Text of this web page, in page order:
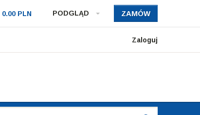
0.00 PLN PODGLĄD ZAMÓW
Zaloguj